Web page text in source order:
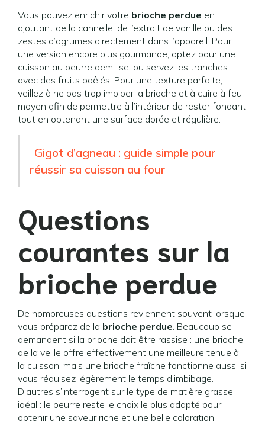
Vous pouvez enrichir votre brioche perdue en
ajoutant de la cannelle, de l’extrait de vanille ou des
zestes d’agrumes directement dans l’appareil. Pour
une version encore plus gourmande, optez pour une
cuisson au beurre demi-sel ou servez les tranches
avec des fruits poêlés. Pour une texture parfaite,
veillez à ne pas trop imbiber la brioche et à cuire à feu
moyen afin de permettre à l’intérieur de rester fondant
tout en obtenant une surface dorée et régulière.
Gigot d’agneau : guide simple pour
réussir sa cuisson au four
Questions
courantes sur la
brioche perdue
De nombreuses questions reviennent souvent lorsque
vous préparez de la brioche perdue. Beaucoup se
demandent si la brioche doit être rassise : une brioche
de la veille offre effectivement une meilleure tenue à
la cuisson, mais une brioche fraîche fonctionne aussi si
vous réduisez légèrement le temps d’imbibage.
D’autres s’interrogent sur le type de matière grasse
idéal : le beurre reste le choix le plus adapté pour
obtenir une saveur riche et une belle coloration.